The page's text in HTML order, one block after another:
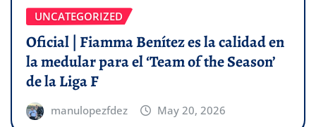
UNCATEGORIZED
Oficial | Fiamma Benítez es la calidad en
la medular para el ‘Team of the Season’
de la Liga F
manulopezfdez May 20, 2026